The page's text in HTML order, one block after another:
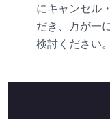
にキャンセル
だき、万が一
検討ください。